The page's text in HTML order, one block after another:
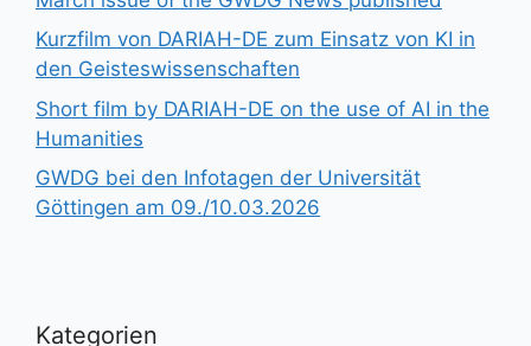
Kurzfilm von DARIAH-DE zum Einsatz von KI in
den Geisteswissenschaften
Short film by DARIAH-DE on the use of AI in the
Humanities
GWDG bei den Infotagen der Universität
Göttingen am 09./10.03.2026
Kategorien